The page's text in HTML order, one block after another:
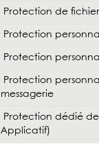
Protection de
Protection
Protection
Protection
messagerie
Protection dédié
Applicatif)